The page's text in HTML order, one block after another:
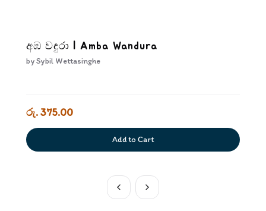
අඹ වඳුරා | Amba Wandura
bySybil Wettasinghe
රු. 375.00
Add to Cart